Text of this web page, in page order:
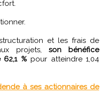
et les frais de
projets, son bénéfice
%pour atteindre 1,04
à ses actionnaires de